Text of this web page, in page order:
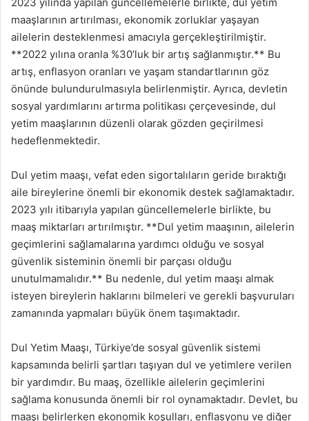
maaşlarının artırılması, ekonomik zorluklar yaşayan
ailelerin desteklenmesi amacıyla gerçekleştirilmiştir.
**2022 yılına oranla %30’luk bir artış sağlanmıştır.** Bu
artış, enflasyon oranları ve yaşam standartlarının göz
önünde bulundurulmasıyla belirlenmiştir. Ayrıca, devletin
sosyal yardımlarını artırma politikası çerçevesinde, dul
yetim maaşlarının düzenli olarak gözden geçirilmesi
hedeflenmektedir.
Dul yetim maaşı, vefat eden sigortalıların geride bıraktığı
aile bireylerine önemli bir ekonomik destek sağlamaktadır.
2023 yılı itibarıyla yapılan güncellemelerle birlikte, bu
maaş miktarları artırılmıştır. **Dul yetim maaşının, ailelerin
geçimlerini sağlamalarına yardımcı olduğu ve sosyal
güvenlik sisteminin önemli bir parçası olduğu
unutulmamalıdır.** Bu nedenle, dul yetim maaşı almak
isteyen bireylerin haklarını bilmeleri ve gerekli başvuruları
zamanında yapmaları büyük önem taşımaktadır.
Dul Yetim Maaşı, Türkiye’de sosyal güvenlik sistemi
kapsamında belirli şartları taşıyan dul ve yetimlere verilen
bir yardımdır. Bu maaş, özellikle ailelerin geçimlerini
sağlama konusunda önemli bir rol oynamaktadır. Devlet, bu
maaşı belirlerken ekonomik koşulları, enflasyonu ve diğer